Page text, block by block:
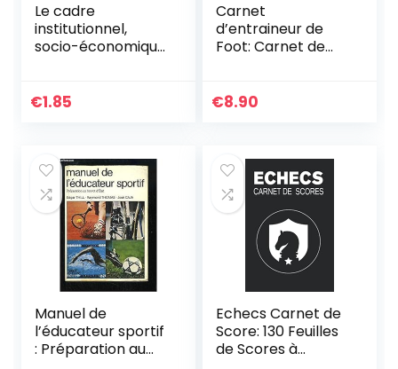
Le cadre
institutionnel,
socio-économique
€1.85
Carnet
d’entraineur de
Foot: Carnet de
tactiques de foot,
100 pages à
compléter, 50
matchs | A5 –
Gros caractères
€8.90
Manuel de
l’éducateur sportif
: Préparation au
Echecs Carnet de
Score: 130 Feuilles
de Scores à